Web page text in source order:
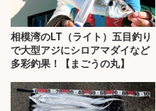
相模湾のLT（ライト）五目釣り
で大型アジにシロアマダイなど
多彩釣果！【まごうの丸】